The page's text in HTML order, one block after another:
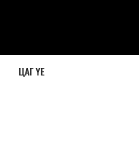
ЦАГ ҮЕ